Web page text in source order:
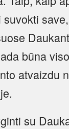
būna
atvaizdu
su